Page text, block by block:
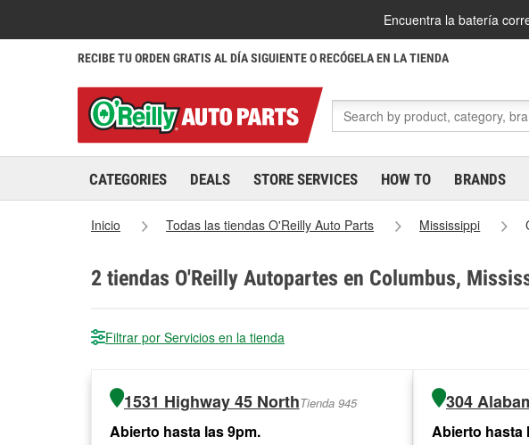
Encuentra la batería
RECIBE TU ORDEN GRATIS AL DÍA SIGUIENTE O RECÓGELA EN LA TIENDA
CATEGORIES DEALS STORE SERVICES HOW TO BRANDS
Inicio Todas las tiendas O'Reilly Auto Parts Mississippi
2 tiendas O'Reilly Autopartes en Columbus,
Filtrar por Servicios en la tienda
1531 Highway 45 NorthTienda 945
Abierto hasta las 9pm.
304
Abierto hasta